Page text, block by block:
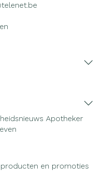
telenet.be
Apotheker
en promoties